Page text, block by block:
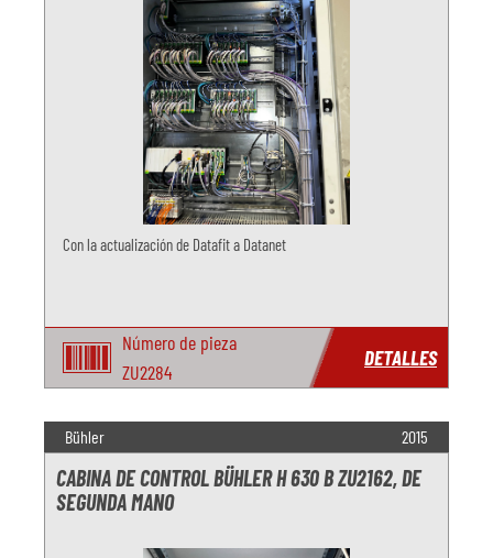
Con la actualización de Datafit a Datanet
Número de pieza
ZU2284
DETALLES
Bühler 2015
CABINA DE CONTROL BÜHLER H 630 B ZU2162, DE
SEGUNDA MANO